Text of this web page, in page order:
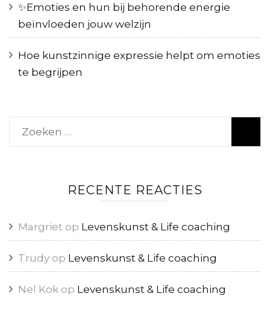
✨️Emoties en hun bij behorende energie
beïnvloeden jouw welzijn
Hoe kunstzinnige expressie helpt om emoties
te begrijpen
Zoeken
naar:
RECENTE REACTIES
Margriet op Levenskunst & Life coaching
Trudy op Levenskunst & Life coaching
Nel Kok op Levenskunst & Life coaching